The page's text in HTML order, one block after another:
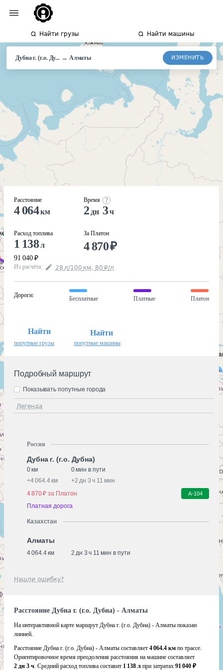
Найти грузы Найти машины
Дубна г. (г.о. Ду... → Алматы ИЗМЕНИТЬ
Расстояние
4 064км
Расход топлива
1 138л
91 040 ₽
Время
2 дн 3ч
За Платон
4 870₽
Из расчёта: 28 л/100 км, 80 ₽/л
Дороги:
Бесплатные Платные Платон
Найти
попутные грузы
Найти
попутные машины
Подробный маршрут
Легенда
Показывать попутные города
Россия
Дубна г. (г.о. Дубна)
0 км
0 мин в пути
+4 064.4 км +2 дн 3 ч 11 мин
4 870 ₽ за Платон
А-104
Платная дорога
Казахстан
Алматы
4 064.4 км 2 дн 3 ч 11 мин в пути
Нашли ошибку?
Расстояние Дубна г. (г.о. Дубна) - Алматы
На интерактивной карте маршрут Дубна г. (г.о. Дубна) - Алматы показан
линией.
Расстояние Дубна г. (г.о. Дубна) - Алматы составляет 4 064.4 км по трассе.
Ориентировочное время преодоления расстояния на машине составляет
2 дн 3 ч. Средний расход топлива составит 1 138 л при затратах 91 040 ₽